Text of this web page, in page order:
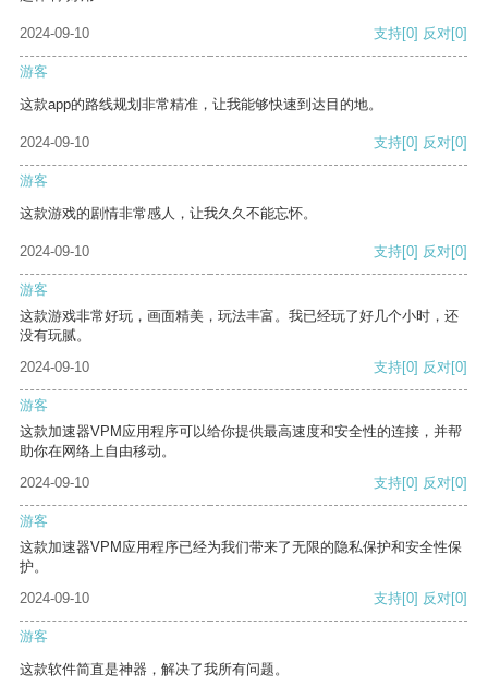
2024-09-10 支持[0] 反对[0]
游客
这款app的路线规划非常精准，让我能够快速到达目的地。
2024-09-10 支持[0] 反对[0]
游客
这款游戏的剧情非常感人，让我久久不能忘怀。
2024-09-10 支持[0] 反对[0]
游客
这款游戏非常好玩，画面精美，玩法丰富。我已经玩了好几个小时，还
没有玩腻。
2024-09-10
支持[0] 反对[0]
游客
这款加速器VPM应用程序可以给你提供最高速度和安全性的连接，并帮
助你在网络上自由移动。
2024-09-10
支持[0] 反对[0]
游客
这款加速器VPM应用程序已经为我们带来了无限的隐私保护和安全性保
护。
2024-09-10
支持[0] 反对[0]
游客
这款软件简直是神器，解决了我所有问题。